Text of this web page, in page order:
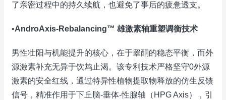
了亲密过程中的持久续航，也避免了事后的疲惫透支。
•AndroAxis-Rebalancing™ 雄激素轴重塑调衡技术
男性壮阳与机能提升的核心，在于睾酮的稳态平衡，而外
源激素补充无异于饮鸩止渴。该专利技术严格坚守0外源
激素的安全红线，通过特异性植物提取物释放的仿生反馈
信号，精准作用于下丘脑-垂体-性腺轴（HPG Axis），引